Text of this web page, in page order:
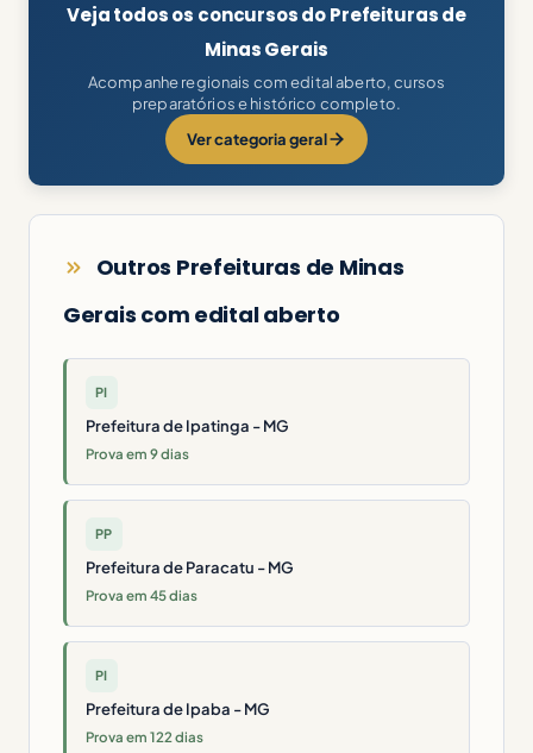
Veja todos os concursos do Prefeituras de
Minas Gerais
Acompanhe regionais com edital aberto, cursos
preparatórios e histórico completo.
Ver categoria geral
Outros Prefeituras de Minas
Gerais com edital aberto
PI
Prefeitura de Ipatinga - MG
Prova em 9 dias
PP
Prefeitura de Paracatu - MG
Prova em 45 dias
PI
Prefeitura de Ipaba - MG
Prova em 122 dias